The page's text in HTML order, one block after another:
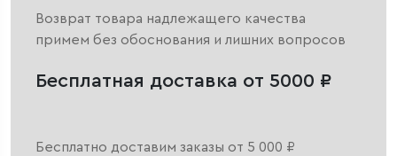
Возврат товара надлежащего качества
примем без обоснования и лишних вопросов
Бесплатная доставка от 5000 ₽
Бесплатно доставим заказы от 5 000 ₽